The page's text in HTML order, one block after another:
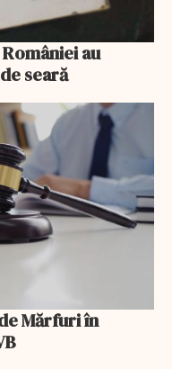
au
seară
Mărfuri în